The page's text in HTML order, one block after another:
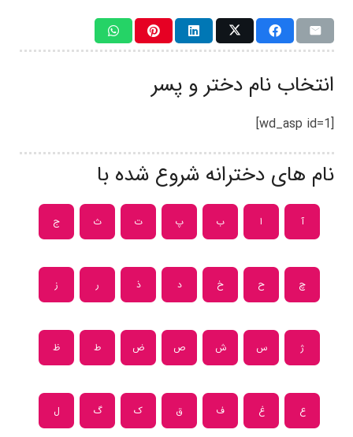
انتخاب نام دختر و پسر
[wd_asp id=1]
نام های دخترانه شروع شده با
آ ا ب پ ت ث ج
چ ح خ د ذ ر ز
ژ س ش ص ض ط ظ
ع غ ف ق ک گ ل